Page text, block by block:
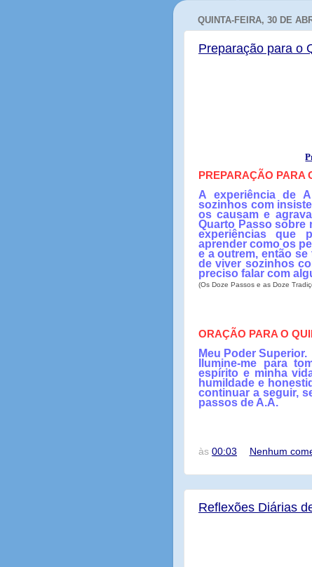
QUINTA-FEIRA, 30 DE
Preparação para o
PREPARAÇÃO PARA
A experiência de
sozinhos com
os causam e
Quarto Passo sobre
experiências que
aprender como os
e a outrem, então
de viver sozinhos
preciso falar com
(Os Doze Passos e as Doze
ORAÇÃO PARA O
Meu Poder Superior.
Ilumine-me para
espírito e minha
humildade e
continuar a seguir,
passos de A.A.
às 00:03 Nenhum
Reflexões Diárias